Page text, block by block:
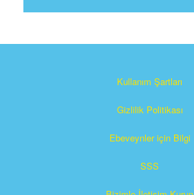
Kullanım Şartları
Gizlilik Politikası
Ebeveynler için Bilgi
SSS